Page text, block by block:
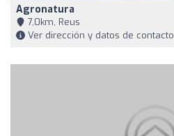
Agronatura
7,0km, Reus
Ver dirección y datos de contacto